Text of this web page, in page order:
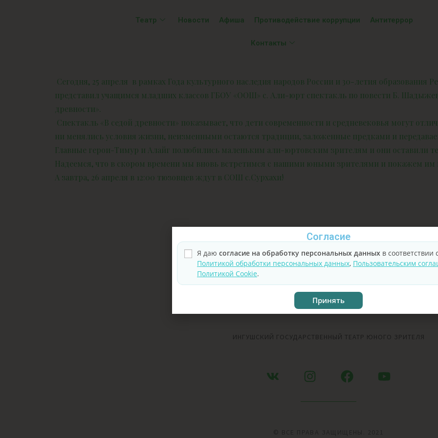
Театр Новости Афиша Противодействие коррупции Антитеррор
Контакты
Сегодня, 25 апреля в рамках Года культурного наследия народов России и 30-летия
представил учащимся младших классов ГБОУ «ООШ» с. Али-юрт спектакль по повести Б.
древности».
Спектакль «В седой древности» показывает, что дети современности и средневековья могут
ни менялись условия жизни, неизменными остаются традиции, заложенные предками и
Главные герои-Тимур и Алайг полюбились маленьким али-юртовским зрителям и они оставили
Надеемся, что в скором времени мы вновь встретимся с нашими юными зрителями и покажем им
А завтра, 26 апреля в 12:00 тюзовцев ждут в СОШ с.Сурхахи!
ИНГУШСКИЙ ГОСУДАРСТВЕННЫЙ ТЕАТР ЮНОГО ЗРИТЕЛЯ
Согласие
Я даю согласие на обработку персональных данных в соответствии с
Политикой обработки персональных данных, Пользовательским
Политикой Cookie.
Принять